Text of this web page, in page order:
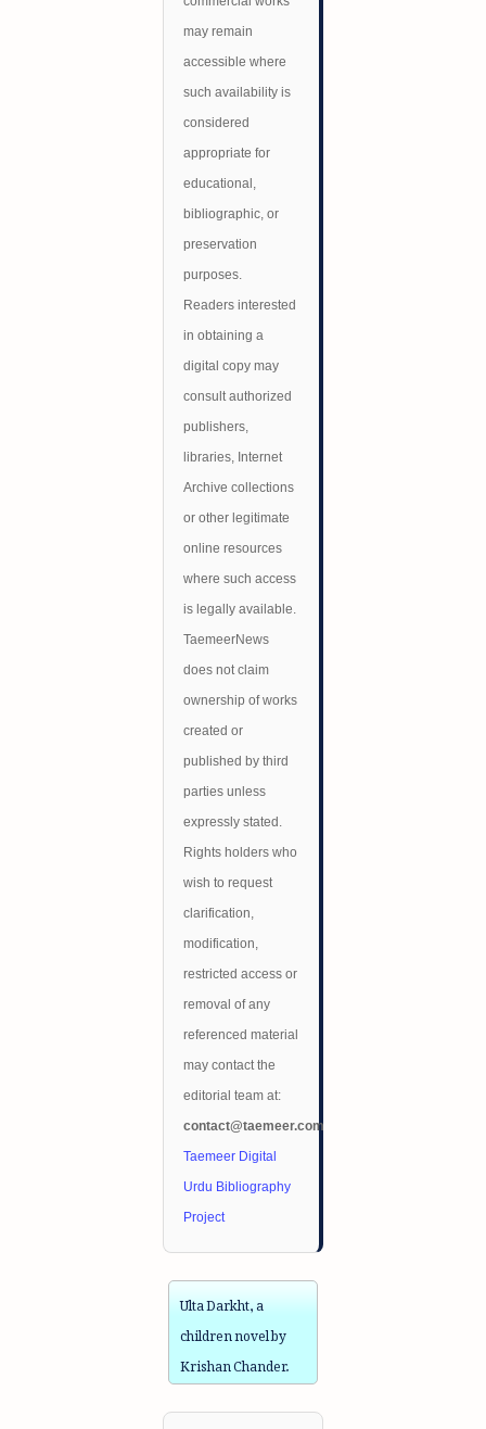
may remain
accessible where
such availability is
considered
appropriate for
educational,
bibliographic, or
preservation
purposes.
Readers interested
in obtaining a
digital copy may
consult authorized
publishers,
libraries, Internet
Archive collections
or other legitimate
online resources
where such access
is legally available.
TaemeerNews
does not claim
ownership of works
created or
published by third
parties unless
expressly stated.
Rights holders who
wish to request
clarification,
modification,
restricted access or
removal of any
referenced material
may contact the
editorial team at:
contact@taemeer.com
Taemeer Digital
Urdu Bibliography
Project
Ulta Darkht, a
children novel by
Krishan Chander.